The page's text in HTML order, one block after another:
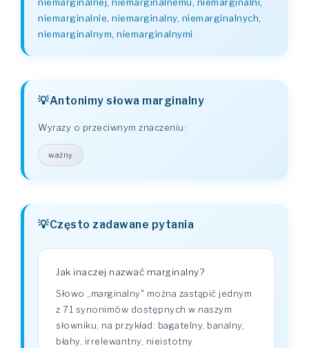
niemarginalnej, niemarginalnemu, niemarginalni,
niemarginalnie, niemarginalny, niemarginalnych,
niemarginalnym, niemarginalnymi.
Antonimy słowa marginalny
Wyrazy o przeciwnym znaczeniu:
ważny
Często zadawane pytania
Jak inaczej nazwać marginalny?
Słowo „marginalny" można zastąpić jednym
z 71 synonimów dostępnych w naszym
słowniku, na przykład: bagatelny, banalny,
błahy, irrelewantny, nieistotny.